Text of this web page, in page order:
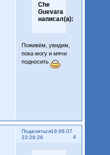
Che
Guevara
написал(а):
Поживём, увидим,
пока могу и мячи
подносить
Поделиться
4
19.06.07
23:26:26